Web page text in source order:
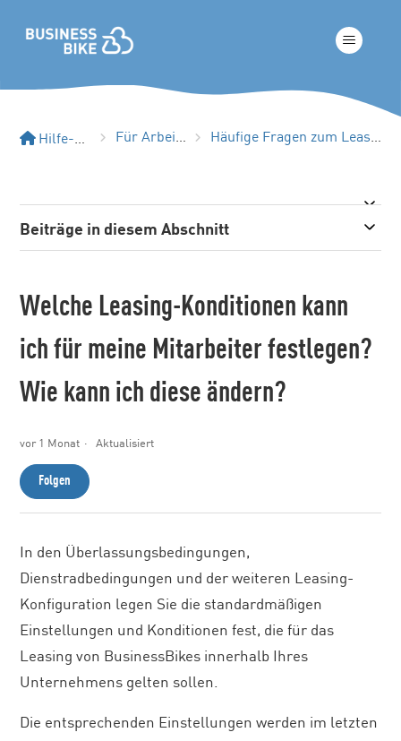
Hilfe-Center Für Arbeitgeber Häufige Fragen zum Leasingprozess
Beiträge in diesem Abschnitt
Welche Leasing-Konditionen kann
ich für meine Mitarbeiter festlegen?
Wie kann ich diese ändern?
vor 1 Monat Aktualisiert
Folgen
In den Überlassungsbedingungen,
Dienstradbedingungen und der weiteren Leasing-
Konfiguration legen Sie die standardmäßigen
Einstellungen und Konditionen fest, die für das
Leasing von BusinessBikes innerhalb Ihres
Unternehmens gelten sollen.
Die entsprechenden Einstellungen werden im letzten